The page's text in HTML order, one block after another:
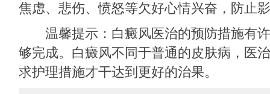
焦虑、悲伤、愤怒等欠好心情兴奋，防止
温馨提示：白癜风医治的预防措施有许
够完成。白癜风不同于普通的皮肤病，医
求护理措施才干达到更好的治果。